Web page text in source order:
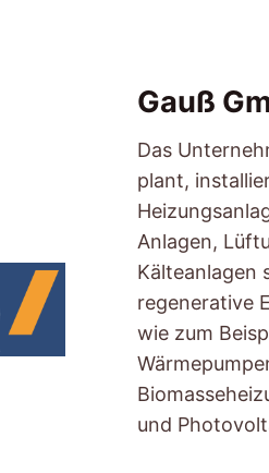
Gauß
Das
plant,
Anlagen,
Kälteanlagen
regenerative
wie zum
und